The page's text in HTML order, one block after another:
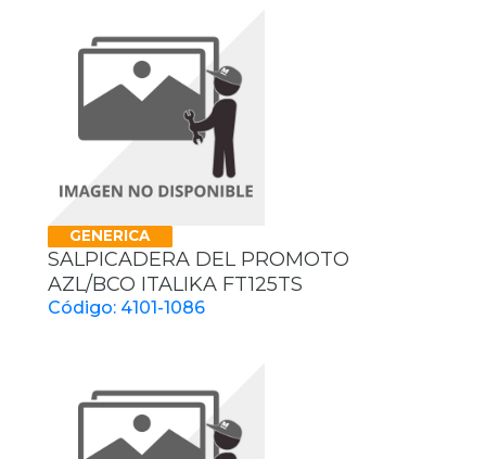
GENERICA
SALPICADERA DEL PROMOTO
AZL/BCO ITALIKA FT125TS
Código: 4101-1086